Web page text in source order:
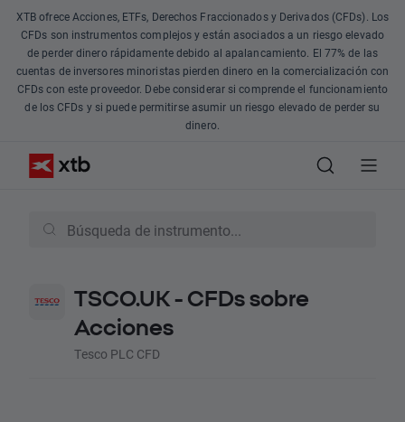
XTB ofrece Acciones, ETFs, Derechos Fraccionados y Derivados (CFDs). Los
CFDs son instrumentos complejos y están asociados a un riesgo elevado
de perder dinero rápidamente debido al apalancamiento. El 77% de las
cuentas de inversores minoristas pierden dinero en la comercialización con
CFDs con este proveedor. Debe considerar si comprende el funcionamiento
de los CFDs y si puede permitirse asumir un riesgo elevado de perder su
dinero.
TSCO.UK - CFDs sobre
Acciones
Tesco PLC CFD